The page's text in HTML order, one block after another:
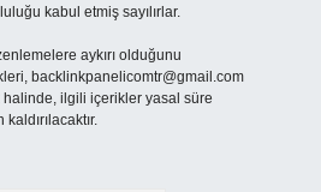
kabul etmiş sayılırlar.
aykırı olduğunu
backlinkpanelicomtr@gmail.com
ilgili içerikler yasal süre